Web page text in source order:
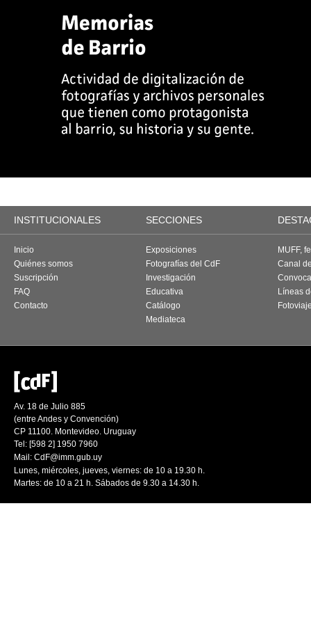
INSTITUCIONALES SECCIONES
Inicio
Quiénes somos
Suscripción
FAQ
Contacto
Exposiciones
Fotografías del CdF
Investigación
Educativa
Catálogo
Mediateca
MUFF,
Canal
Líneas
Av. 18 de Julio 885
(entre Andes y Convención)
CP 11100. Montevideo. Uruguay
Tel: [598 2] 1950 7960
Mail: CdF@imm.gub.uy
Lunes, miércoles, jueves, viernes: de 10 a 19.30 h.
Martes: de 10 a 21 h. Sábados de 9.30 a 14.30 h.